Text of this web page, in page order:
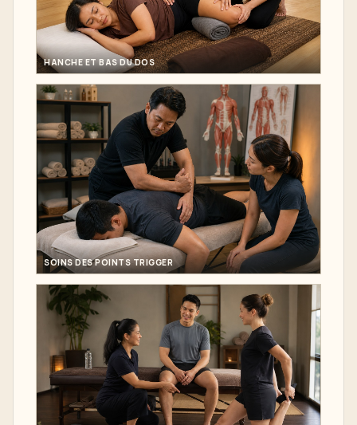
HANCHE ET BAS DU DOS
SOINS DES POINTS TRIGGER